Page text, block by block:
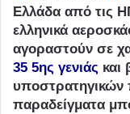
Ελλάδα από τις
ελληνικά
αγοραστούν σε
35 5ης γενιάς και
παραδείγματα